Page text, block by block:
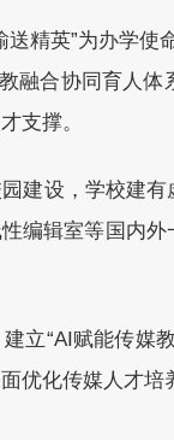
精英”为办学使
融合协同育人
支撑。
建设，学校建
编辑室等国内
立“AI赋能传媒
优化传媒人才培